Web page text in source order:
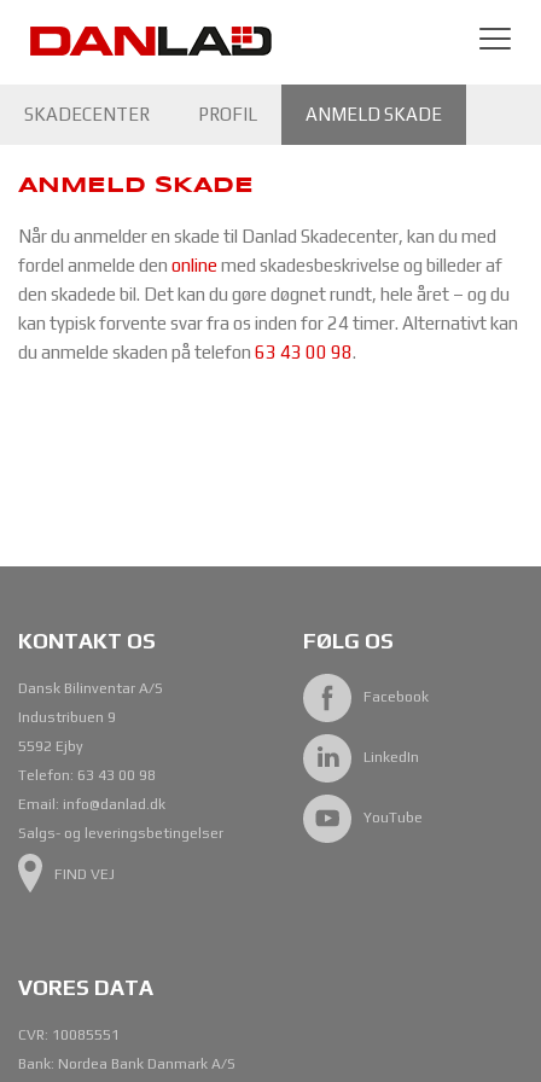
SKADECENTER PROFIL ANMELD SKADE
FORSIKRINGSSKADE HENTE/BRINGE-SERVICE
ERSTATNINGSBIL
ANMELD SKADE
Når du anmelder en skade til Danlad Skadecenter, kan du med
fordel anmelde den online med skadesbeskrivelse og billeder af
den skadede bil. Det kan du gøre døgnet rundt, hele året – og du
kan typisk forvente svar fra os inden for 24 timer. Alternativt kan
du anmelde skaden på telefon 63 43 00 98.
KONTAKT OS
Dansk Bilinventar A/S
Industribuen 9
5592 Ejby
Telefon: 63 43 00 98
Email: info@danlad.dk
Salgs- og leveringsbetingelser
FIND VEJ
VORES DATA
CVR: 10085551
Bank: Nordea Bank Danmark A/S
FØLG OS
Facebook
LinkedIn
YouTube